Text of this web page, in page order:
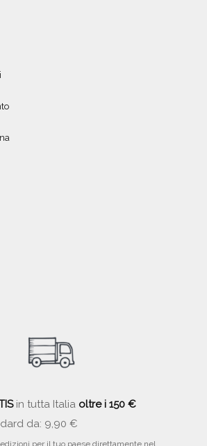
in tutta Italia oltre i 150 €
da: 9,90 €
per il tuo paese direttamente nel